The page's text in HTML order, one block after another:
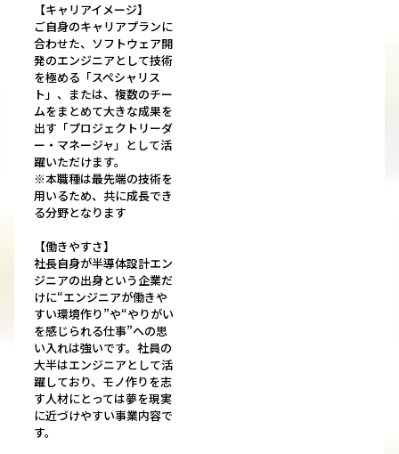
【キャリアイメージ】
ご自身のキャリアプランに
合わせた、ソフトウェア開
発のエンジニアとして技術
を極める「スペシャリス
ト」、または、複数のチー
ムをまとめて大きな成果を
出す「プロジェクトリーダ
ー・マネージャ」として活
躍いただけます。
※本職種は最先端の技術を
用いるため、共に成長でき
る分野となります
【働きやすさ】
社長自身が半導体設計エン
ジニアの出身という企業だ
けに“エンジニアが働きや
すい環境作り”や“やりがい
を感じられる仕事”への思
い入れは強いです。社員の
大半はエンジニアとして活
躍しており、モノ作りを志
す人材にとっては夢を現実
に近づけやすい事業内容で
す。